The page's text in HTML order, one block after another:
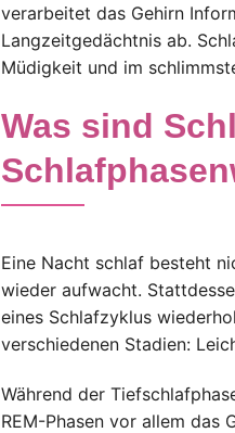
verarbeitet das Gehirn
Langzeitgedächtnis ab.
Müdigkeit und im
Was sind
Eine Nacht schlaf besteht
wieder aufwacht.
eines Schlafzyklus
verschiedenen Stadien:
Während der
REM-Phasen vor allem das